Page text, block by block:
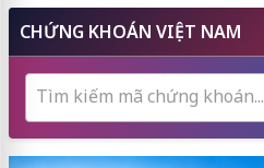
CHỨNG KHOÁN VIỆT NAM
Tìm kiếm mã chứng khoán...